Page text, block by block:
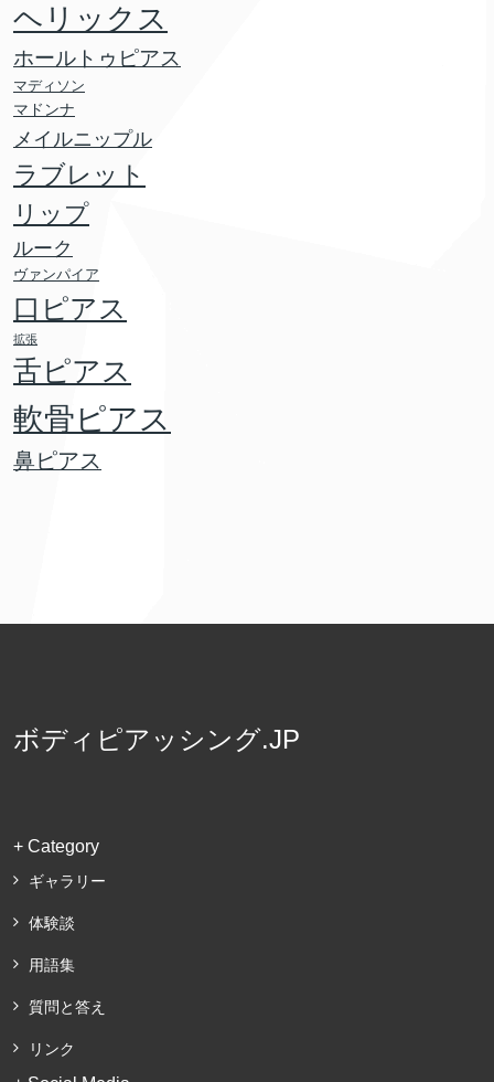
ヘリックス
ホールトゥピアス
マディソン
マドンナ
メイルニップル
ラブレット
リップ
ルーク
ヴァンパイア
口ピアス
拡張
舌ピアス
軟骨ピアス
鼻ピアス
ボディピアッシング.JP
+ Category
ギャラリー
体験談
用語集
質問と答え
リンク